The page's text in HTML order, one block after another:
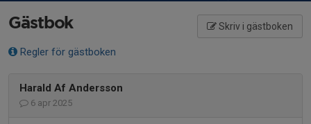
Gästbok Skriv i gästboken
Regler för gästboken
Harald Af Andersson
6 apr 2025